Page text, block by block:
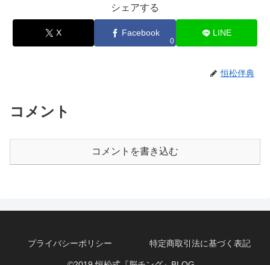
シェアする
X Facebook
0
LINE
恒松伴典
コメント
コメントを書き込む
プライバシーポリシー 特定商取引法に基づく表記